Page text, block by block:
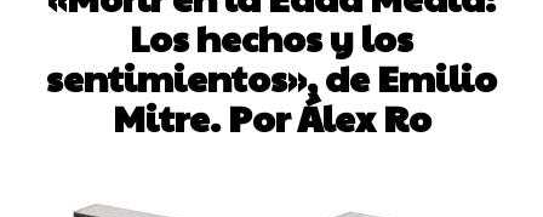
Los hechos y los
sentimientos», de Emilio
Mitre. Por Álex Ro